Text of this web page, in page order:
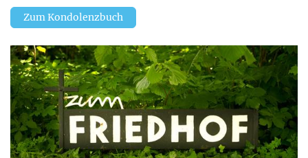
Zum Kondolenzbuch